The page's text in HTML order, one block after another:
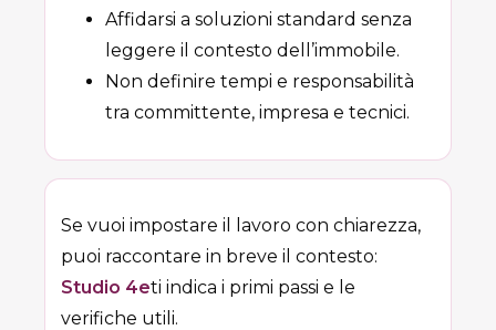
Affidarsi a soluzioni standard senza
leggere il contesto dell’immobile.
Non definire tempi e responsabilità
tra committente, impresa e tecnici.
Se vuoi impostare il lavoro con chiarezza,
puoi raccontare in breve il contesto:
Studio 4eti indica i primi passi e le
verifiche utili.